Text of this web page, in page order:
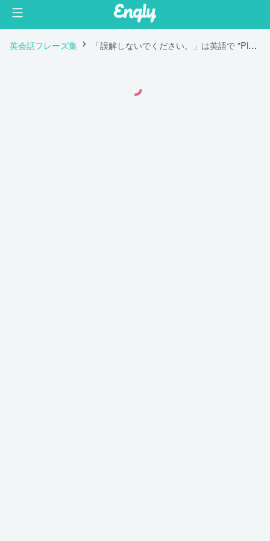
英会話フレーズ集 「誤解しないでください。」は英語で "Please don't misunderstand me."